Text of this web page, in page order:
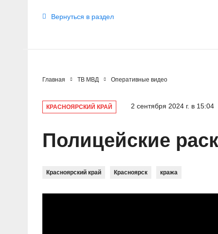
Вернуться в раздел
Главная ТВ МВД Оперативные видео
КРАСНОЯРСКИЙ КРАЙ 2 сентября 2024 г. в 15:04
Полицейские
Красноярский край Красноярск кража